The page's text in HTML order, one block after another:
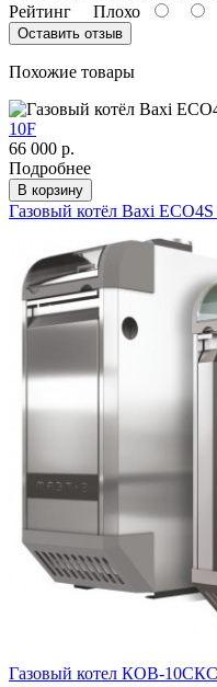
Рейтинг Плохо
Оставить отзыв
Похожие товары
10F
66 000 р.
Подробнее
В корзину
Газовый котёл Baxi
Газовый котел КОВ-